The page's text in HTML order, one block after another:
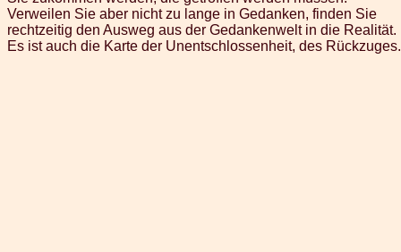
Verweilen Sie aber nicht zu lange in Gedanken, finden Sie
rechtzeitig den Ausweg aus der Gedankenwelt in die Realität.
Es ist auch die Karte der Unentschlossenheit, des Rückzuges.